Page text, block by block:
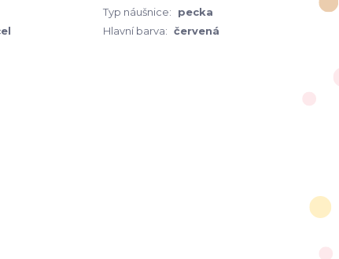
Typ náušnice:
pecka
Hlavní barva: červená